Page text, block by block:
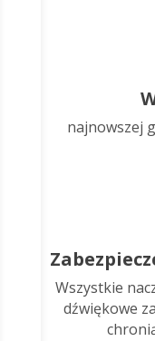
najnowszej
Wszystkie
dźwiękowe